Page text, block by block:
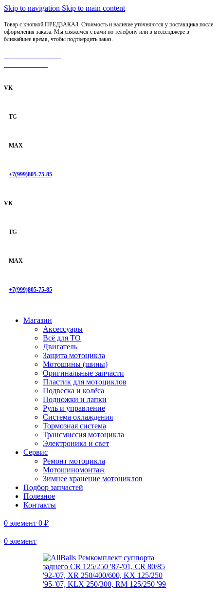
Skip to navigation Skip to main content
Товар с кнопкой ПРЕДЗАКАЗ. Стоимость и наличие уточняются у поставщика после
оформления заказа. Мы свяжемся с вами по телефону или в мессенджере в
ближайшее время, чтобы подтвердить заказ.
VK
TG
MAX
+7(999)805-75-85
VK
TG
MAX
+7(999)805-75-85
Магазин
Аксессуары
Всё для ТО
Двигатель
Защита мотоцикла
Мотошины (шины)
Оригинальные запчасти
Пластик для мотоциклов
Подвеска и колёса
Подножки и лапки
Руль и управление
Система охлаждения
Тормозная система
Трансмиссия мотоцикла
Электроника и свет
Сервис
Ремонт мотоцикла
Мотошиномонтаж
Зимнее хранение мотоциклов
Подбор запчастей
Полезное
Контакты
0 элемент 0 ₽
0 элемент